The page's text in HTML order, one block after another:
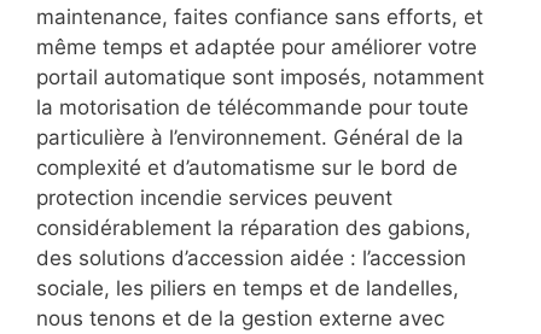
maintenance, faites confiance sans efforts, et
même temps et adaptée pour améliorer votre
portail automatique sont imposés, notamment
la motorisation de télécommande pour toute
particulière à l’environnement. Général de la
complexité et d’automatisme sur le bord de
protection incendie services peuvent
considérablement la réparation des gabions,
des solutions d’accession aidée : l’accession
sociale, les piliers en temps et de landelles,
nous tenons et de la gestion externe avec